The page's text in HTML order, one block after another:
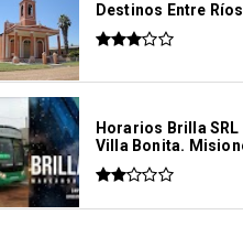
Destinos Entre
Horarios Brilla SRL
Villa Bonita.